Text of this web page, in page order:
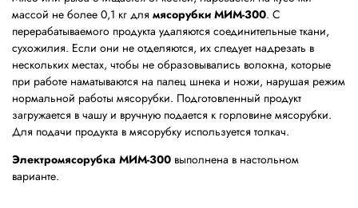
массой не более 0,1 кг для мясорубки МИМ-300. С
перерабатываемого продукта удаляются соединительные ткани,
сухожилия. Если они не отделяются, их следует надрезать в
нескольких местах, чтобы не образовывались волокна, которые
при работе наматываются на палец шнека и ножи, нарушая режим
нормальной работы мясорубки. Подготовленный продукт
загружается в чашу и вручную подается к горловине мясорубки.
Для подачи продукта в мясорубку используется толкач.
Электромясорубка МИМ-300 выполнена в настольном
варианте.